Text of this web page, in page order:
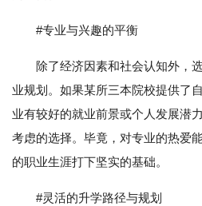
#专业与兴趣的平衡
除了经济因素和社会认知外，
业规划。如果某所三本院校提供了
业有较好的就业前景或个人发展潜
考虑的选择。毕竟，对专业的热爱
的职业生涯打下坚实的基础。
#灵活的升学路径与规划